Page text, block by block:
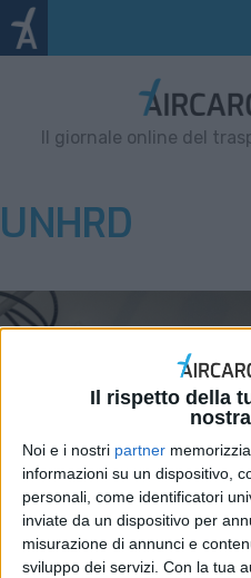
Il rispetto della
Noi e i nostri partner
informazioni su un dispositivo,
personali, come identificatori
inviate da un dispositivo per
misurazione di annunci e
sviluppo dei servizi. Con la tua
Il giornale online del
UNHRD